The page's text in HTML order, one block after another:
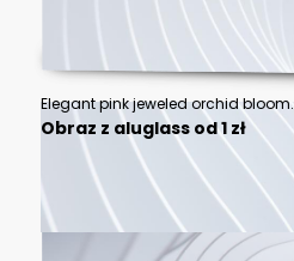
Elegant pink jeweled orchid bloom.
Obraz z aluglass od 1 zł